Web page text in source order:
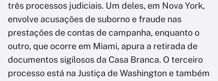
três processos judiciais. Um deles, em Nova York,
envolve acusações de suborno e fraude nas
prestações de contas de campanha, enquanto o
outro, que ocorre em Miami, apura a retirada de
documentos sigilosos da Casa Branca. O terceiro
processo está na Justiça de Washington e também